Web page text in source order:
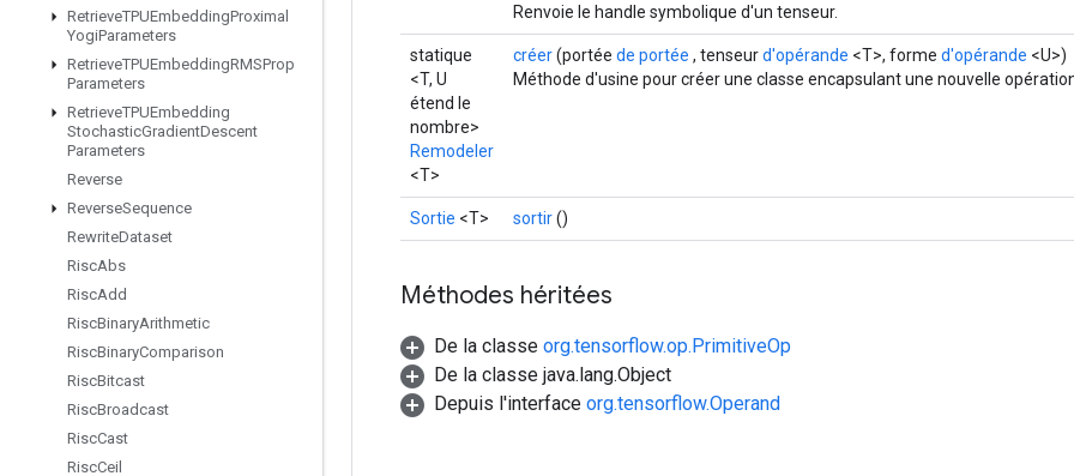
RetrieveTPUEmbeddingProximal
YogiParameters
RetrieveTPUEmbeddingRMSProp
Parameters
RetrieveTPUEmbedding
StochasticGradientDescent
Parameters
Reverse
ReverseSequence
RewriteDataset
RiscAbs
RiscAdd
RiscBinaryArithmetic
RiscBinaryComparison
RiscBitcast
RiscBroadcast
RiscCast
RiscCeil
Renvoie le handle symbolique d'un tenseur.
statique
<T, U
étend le
nombre>
Remodeler
<T>
créer(portée de portée , tenseurd'opérande <T>, forme d'opérande <U>)
Méthode d'usine pour créer une classe encapsulant une nouvelle
Sortie <T> sortir()
Méthodes héritées
De la classe org.tensorflow.op.PrimitiveOp
De la classe java.lang.Object
Depuis l'interface org.tensorflow.Operand